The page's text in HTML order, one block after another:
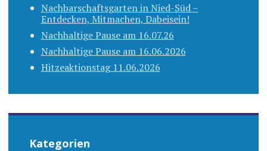
Nachbarschaftsgarten in Nied-Süd –
Entdecken, Mitmachen, Dabeisein!
Nachhaltige Pause am 16.07.26
Nachhaltige Pause am 16.06.2026
Hitzeaktionstag 11.06.2026
Kategorien